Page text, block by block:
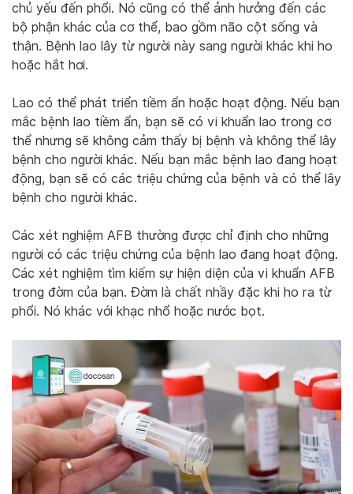
chủ yếu đến phổi. Nó cũng có thể ảnh hưởng đến các
bộ phận khác của cơ thể, bao gồm não cột sống và
thận. Bệnh lao lây từ người này sang người khác khi ho
hoặc hắt hơi.
Lao có thể phát triển tiềm ẩn hoặc hoạt động. Nếu bạn
mắc bệnh lao tiềm ẩn, bạn sẽ có vi khuẩn lao trong cơ
thể nhưng sẽ không cảm thấy bị bệnh và không thể lây
bệnh cho người khác. Nếu bạn mắc bệnh lao đang hoạt
động, bạn sẽ có các triệu chứng của bệnh và có thể lây
bệnh cho người khác.
Các xét nghiệm AFB thường được chỉ định cho những
người có các triệu chứng của bệnh lao đang hoạt động.
Các xét nghiệm tìm kiếm sự hiện diện của vi khuẩn AFB
trong đờm của bạn. Đờm là chất nhầy đặc khi ho ra từ
phổi. Nó khác với khạc nhổ hoặc nước bọt.